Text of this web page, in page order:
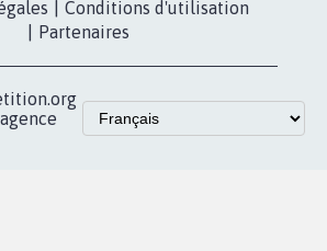
Facebook
TikTok
X
Instagram
Qui sommes-
nous?
Nos pétitions
presse
MyPetition